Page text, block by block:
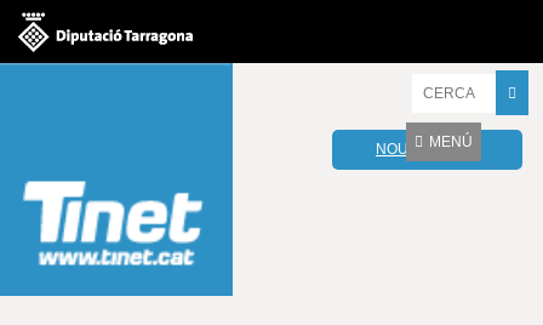
r
o
NOU WEBMAIL
MENÚ